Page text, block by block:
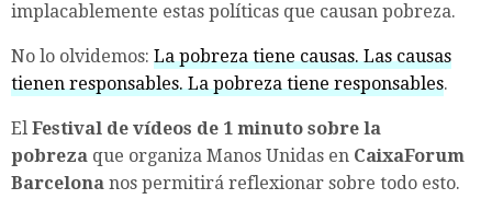
implacablemente estas políticas que causan pobreza.
No lo olvidemos: La pobreza tiene causas. Las causas
tienen responsables. La pobreza tiene responsables.
El Festival de vídeos de 1 minuto sobre la
pobreza que organiza Manos Unidas en CaixaForum
Barcelona nos permitirá reflexionar sobre todo esto.